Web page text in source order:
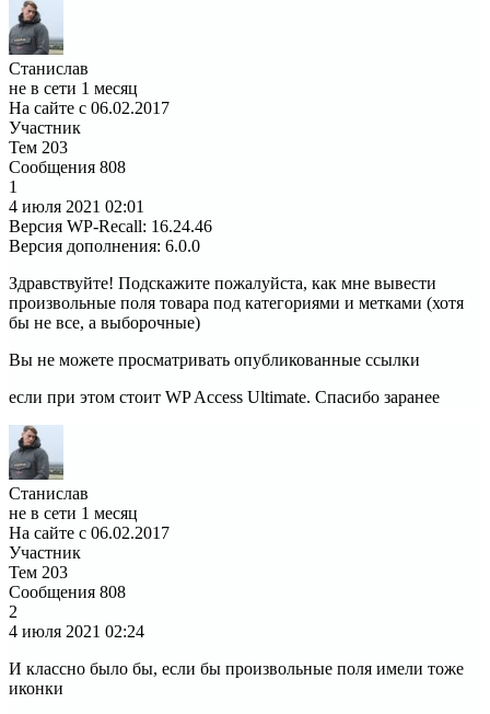
Станислав
не в сети 1 месяц
На сайте с 06.02.2017
Участник
Тем 203
Сообщения 808
1
4 июля 2021 02:01
Версия WP-Recall: 16.24.46
Версия дополнения: 6.0.0
Здравствуйте! Подскажите пожалуйста, как мне вывести
произвольные поля товара под категориями и метками (хотя
бы не все, а выборочные)
Вы не можете просматривать опубликованные ссылки
если при этом стоит WP Access Ultimate. Спасибо заранее
Станислав
не в сети 1 месяц
На сайте с 06.02.2017
Участник
Тем 203
Сообщения 808
2
4 июля 2021 02:24
И классно было бы, если бы произвольные поля имели тоже
иконки